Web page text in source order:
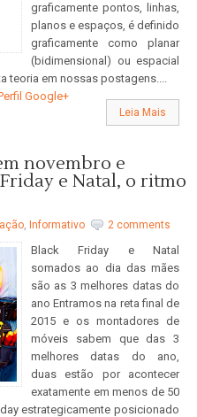
graficamente pontos, linhas,
planos e espaços, é definido
graficamente como planar
(bidimensional) ou espacial
teoria em nossas postagens....
Google+
Leia Mais
novembro e
e Natal, o ritmo
, Informativo 2 comments
Black Friday e Natal
somados ao dia das mães
são as 3 melhores datas do
ano Entramos na reta final de
2015 e os montadores de
móveis sabem que das 3
melhores datas do ano,
duas estão por acontecer
exatamente em menos de 50
estrategicamente posicionado